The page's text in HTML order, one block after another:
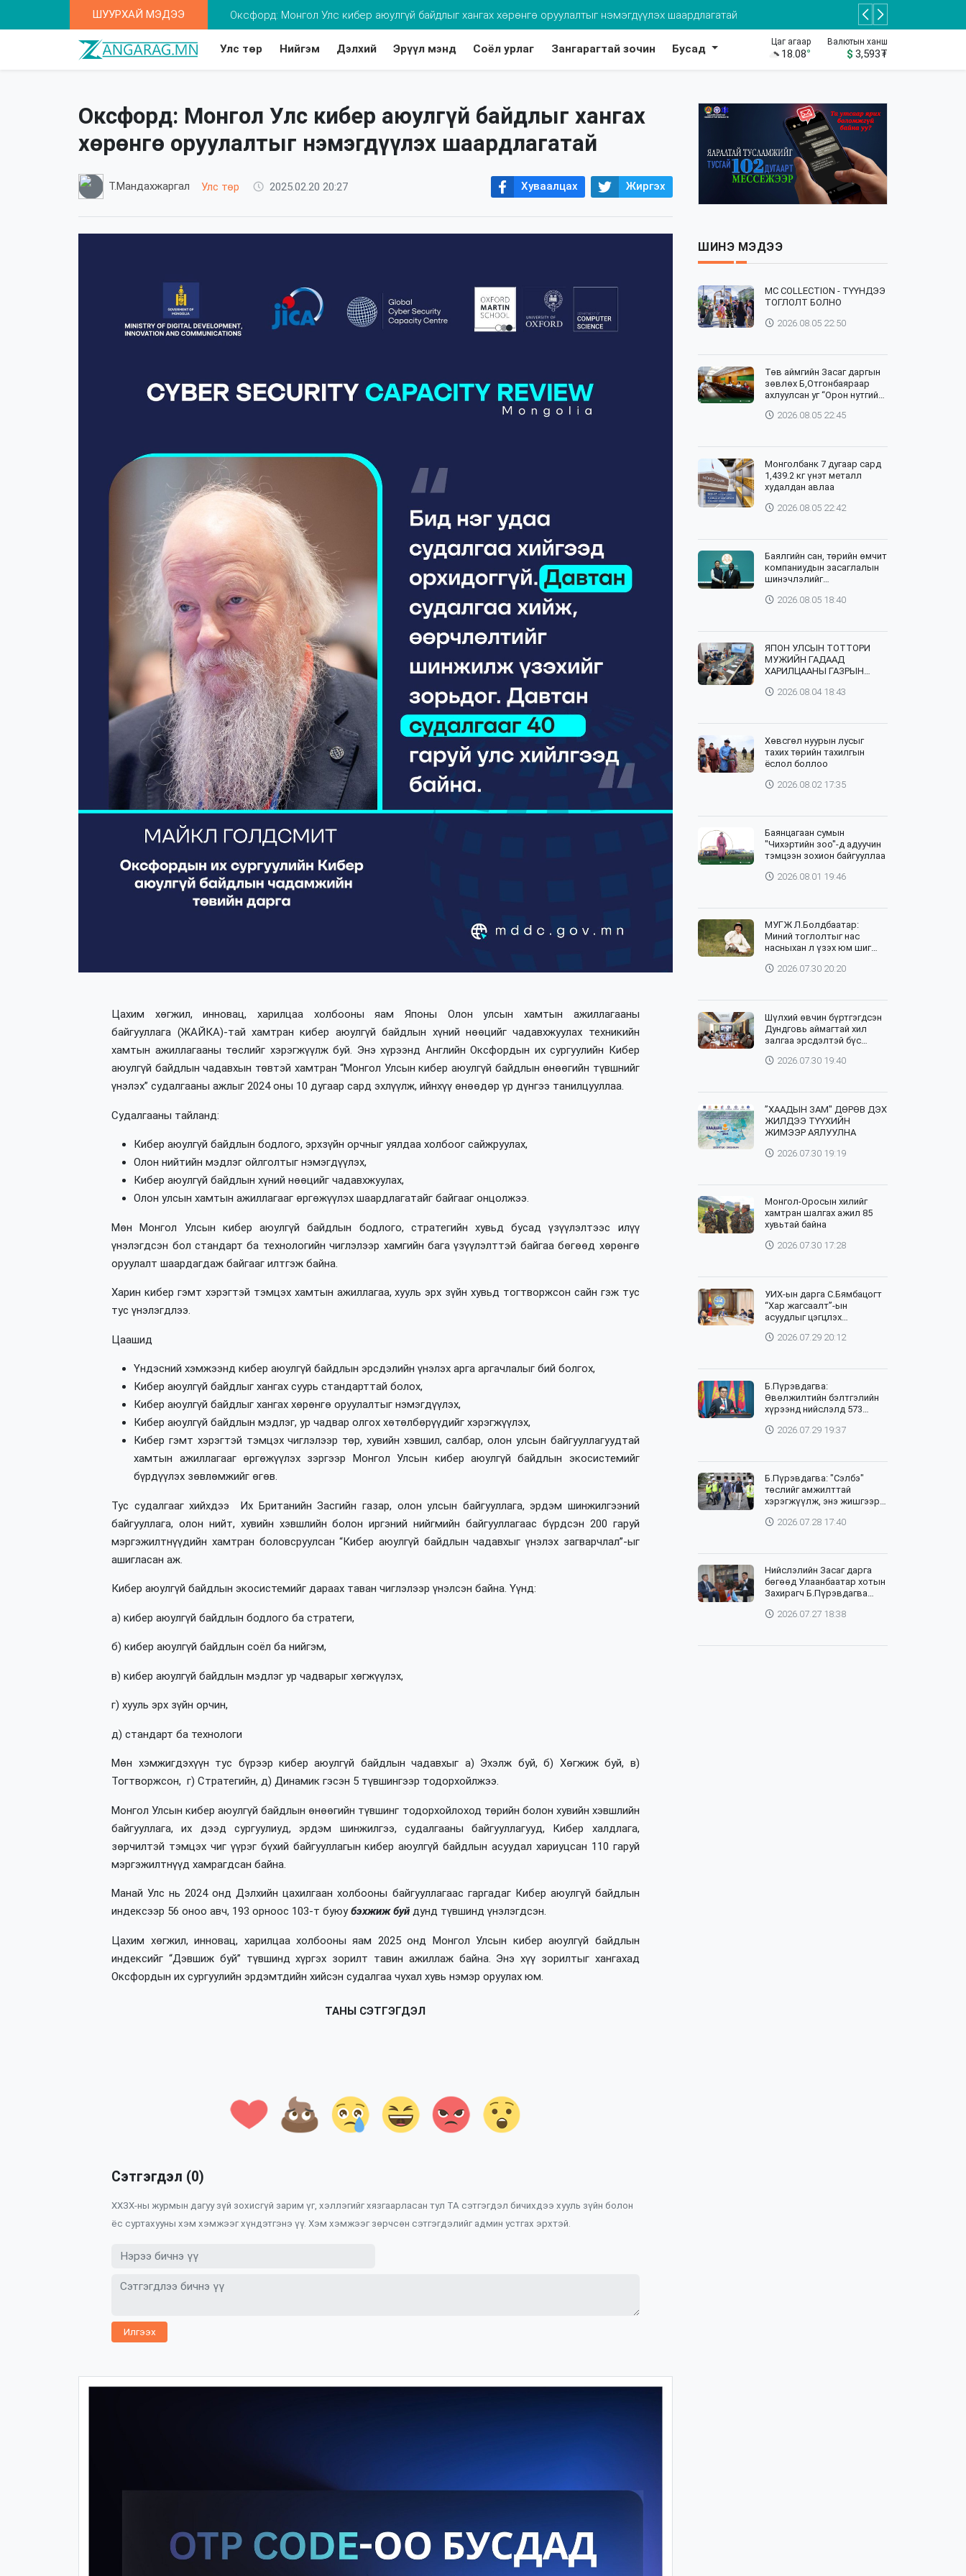
ШУУРХАЙ МЭДЭЭ Та 2-5 насны хүүхдээ томуугийн эсрэг дархлаажуулалтад хамруулаарай
Улс төр Нийгэм Дэлхий Эрүүл мэнд Соёл урлаг Зангарагтай зочин Бусад
Цаг агаар
18.08°
Валютын ханш
$ 3,593₮
Оксфорд: Монгол Улс кибер аюулгүй байдлыг хангах
хөрөнгө оруулалтыг нэмэгдүүлэх шаардлагатай
Т.Мандахжаргал Улс төр 2025.02.20 20:27 Хуваалцах Жиргэх
Цахим хөгжил, инновац, харилцаа холбооны яам Японы Олон улсын хамтын ажиллагааны
байгууллага (ЖАЙКА)-тай хамтран кибер аюулгүй байдлын хүний нөөцийг чадавхжуулах техникийн
хамтын ажиллагааны төслийг хэрэгжүүлж буй. Энэ хүрээнд Английн Оксфордын их сургуулийн Кибер
аюулгүй байдлын чадавхын төвтэй хамтран “Монгол Улсын кибер аюулгүй байдлын өнөөгийн түвшнийг
үнэлэх” судалгааны ажлыг 2024 оны 10 дугаар сард эхлүүлж, ийнхүү өнөөдөр үр дүнгээ танилцууллаа.
Судалгааны тайланд:
Кибер аюулгүй байдлын бодлого, эрхзүйн орчныг уялдаа холбоог сайжруулах,
Олон нийтийн мэдлэг ойлголтыг нэмэгдүүлэх,
Кибер аюулгүй байдлын хүний нөөцийг чадавхжуулах,
Олон улсын хамтын ажиллагааг өргөжүүлэх шаардлагатайг байгааг онцолжээ.
Мөн Монгол Улсын кибер аюулгүй байдлын бодлого, стратегийн хувьд бусад үзүүлэлтээс илүү
үнэлэгдсэн бол стандарт ба технологийн чиглэлээр хамгийн бага үзүүлэлттэй байгаа бөгөөд хөрөнгө
оруулалт шаардагдаж байгааг илтгэж байна.
Харин кибер гэмт хэрэгтэй тэмцэх хамтын ажиллагаа, хууль эрх зүйн хувьд тогтворжсон сайн гэж тус
тус үнэлэгдлээ.
Цаашид
Үндэсний хэмжээнд кибер аюулгүй байдлын эрсдэлийн үнэлэх арга аргачлалыг бий болгох,
Кибер аюулгүй байдлыг хангах суурь стандарттай болох,
Кибер аюулгүй байдлыг хангах хөрөнгө оруулалтыг нэмэгдүүлэх,
Кибер аюулгүй байдлын мэдлэг, ур чадвар олгох хөтөлбөрүүдийг хэрэгжүүлэх,
Кибер гэмт хэрэгтэй тэмцэх чиглэлээр төр, хувийн хэвшил, салбар, олон улсын байгууллагуудтай
хамтын ажиллагааг өргөжүүлэх зэргээр Монгол Улсын кибер аюулгүй байдлын экосистемийг
бүрдүүлэх зөвлөмжийг өгөв.
Тус судалгааг хийхдээ Их Британийн Засгийн газар, олон улсын байгууллага, эрдэм шинжилгээний
байгууллага, олон нийт, хувийн хэвшлийн болон иргэний нийгмийн байгууллагаас бүрдсэн 200 гаруй
мэргэжилтнүүдийн хамтран боловсруулсан “Кибер аюулгүй байдлын чадавхыг үнэлэх загварчлал”-ыг
ашигласан аж.
Кибер аюулгүй байдлын экосистемийг дараах таван чиглэлээр үнэлсэн байна. Үүнд:
а) кибер аюулгүй байдлын бодлого ба стратеги,
б) кибер аюулгүй байдлын соёл ба нийгэм,
в) кибер аюулгүй байдлын мэдлэг ур чадварыг хөгжүүлэх,
г) хууль эрх зүйн орчин,
д) стандарт ба технологи
Мөн хэмжигдэхүүн тус бүрээр кибер аюулгүй байдлын чадавхыг а) Эхэлж буй, б) Хөгжиж буй, в)
Тогтворжсон, г) Стратегийн, д) Динамик гэсэн 5 түвшингээр тодорхойлжээ.
Монгол Улсын кибер аюулгүй байдлын өнөөгийн түвшинг тодорхойлоход төрийн болон хувийн хэвшлийн
байгууллага, их дээд сургуулиуд, эрдэм шинжилгээ, судалгааны байгууллагууд, Кибер халдлага,
зөрчилтэй тэмцэх чиг үүрэг бүхий байгууллагын кибер аюулгүй байдлын асуудал хариуцсан 110 гаруй
мэргэжилтнүүд хамрагдсан байна.
Манай Улс нь 2024 онд Дэлхийн цахилгаан холбооны байгууллагаас гаргадаг Кибер аюулгүй байдлын
индексээр 56 оноо авч, 193 орноос 103-т буюубэхжиж буй дунд түвшинд үнэлэгдсэн.
Цахим хөгжил, инновац, харилцаа холбооны яам 2025 онд Монгол Улсын кибер аюулгүй байдлын
индексийг “Дэвшиж буй” түвшинд хүргэх зорилт тавин ажиллаж байна. Энэ хүү зорилтыг хангахад
Оксфордын их сургуулийн эрдэмтдийн хийсэн судалгаа чухал хувь нэмэр оруулах юм.
ТАНЫ СЭТГЭГДЭЛ
Сэтгэгдэл (0)
ХХЗХ-ны журмын дагуу зүй зохисгүй зарим үг, хэллэгийг хязгаарласан тул ТА сэтгэгдэл бичихдээ хууль зүйн болон
ёс суртахууны хэм хэмжээг хүндэтгэнэ үү. Хэм хэмжээг зөрчсөн сэтгэгдэлийг админ устгах эрхтэй.
Илгээх
ШИНЭ МЭДЭЭ
⁣MC COLLECTION - ТҮҮНДЭЭ
ТОГЛОЛТ БОЛНО
2026.08.05 22:50
Төв аймгийн Засаг даргын
зөвлөх Б,Отгонбаяраар
ахлуулсан уг “Орон нутгийн
танхим хослуулан зохион
2026.08.05 22:45
Монголбанк 7 дугаар сард
1,439.2 кг үнэт металл
худалдан авлаа
2026.08.05 22:42
Баялгийн сан, төрийн өмчит
компаниудын засаглалын
шинэчлэлийг
банктай хамтарна
2026.08.05 18:40
ЯПОН УЛСЫН ТОТТОРИ
МУЖИЙН ГАДААД
ХАРИЛЦААНЫ ГАЗРЫН
АЖ АХУЙН СУРГУУЛИЙН
2026.08.04 18:43
Хөвсгөл нуурын лусыг
тахих төрийн тахилгын
ёслол боллоо
2026.08.02 17:35
Баянцагаан сумын
"Чихэртийн зоо"-д адуучин
тэмцээн зохион байгууллаа
2026.08.01 19:46
МУГЖ Л.Болдбаатар:
Миний тоглолтыг нас
насныхан л үзэх юм шиг
2026.07.30 20:20
Шүлхий өвчин бүртгэгдсэн
Дундговь аймагтай хил
залгаа эрсдэлтэй бүс
вакцинжуулалтыг зохион
2026.07.30 19:40
”ХААДЫН ЗАМ" ДӨРӨВ ДЭХ
ЖИЛДЭЭ ТҮҮХИЙН
ЖИМЭЭР АЯЛУУЛНА
2026.07.30 19:19
Монгол-Оросын хилийг
хамтран шалгах ажил 85
хувьтай байна
2026.07.30 17:28
УИХ-ын дарга С.Бямбацогт
“Хар жагсаалт”-ын
асуудлыг цэгцлэх
удирдлагад 30 хоногийн
2026.07.29 20:12
Б.Пүрэвдагва:
Өвөлжилтийн бэлтгэлийн
хүрээнд нийслэлд 573
хэрэгжүүлж байна
2026.07.29 19:37
Б.Пүрэвдагва: "Сэлбэ"
төслийг амжилттай
хэрэгжүүлж, энэ жишгээр
сууцжуулна
2026.07.28 17:40
Нийслэлийн Засаг дарга
бөгөөд Улаанбаатар хотын
Захирагч Б.Пүрэвдагва
зохицуулагч Яап ван
2026.07.27 18:38